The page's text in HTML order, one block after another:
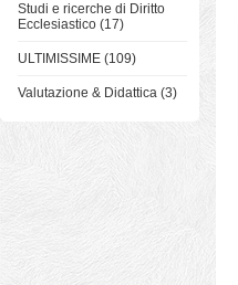
Studi e ricerche di Diritto
Ecclesiastico (17)
ULTIMISSIME (109)
Valutazione & Didattica (3)